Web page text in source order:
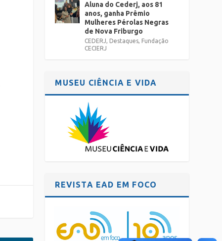
Aluna do Cederj, aos 81
anos, ganha Prêmio
Mulheres Pérolas Negras
de Nova Friburgo
CEDERJ, Destaques, Fundação
CECIERJ
MUSEU CIÊNCIA E VIDA
REVISTA EAD EM FOCO